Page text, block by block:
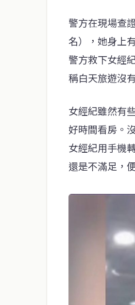
警方在現場查
名），她身上
警方救下女經
稱白天旅遊沒
女經紀雖然有
好時間看房。
女經紀用手機
還是不滿足，